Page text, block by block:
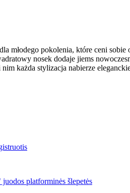
młodego pokolenia, które ceni
nosek dodaje jiems
każda stylizacja nabierze